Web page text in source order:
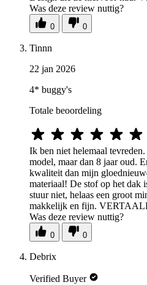
Was deze review nuttig?
0 0
Tinnn
22 jan 2026
4* buggy's
Totale beoordeling
Ik ben niet helemaal
model, maar dan 8 jaar oud.
kwaliteit dan mijn
materiaal! De stof op het dak
stuur niet, helaas een groot
makkelijk en fijn.
Was deze review nuttig?
0 0
Debrix
Verified Buyer